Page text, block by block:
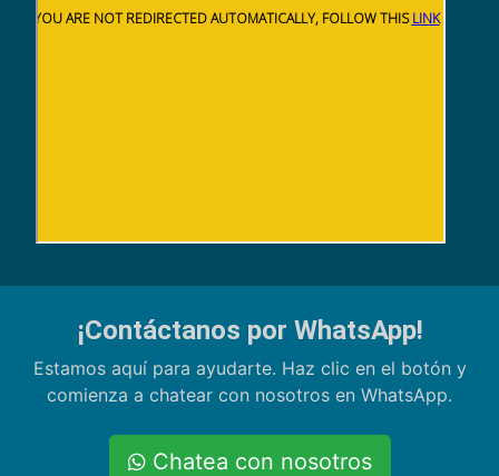
¡Contáctanos por WhatsApp!
Estamos aquí para ayudarte. Haz clic en el botón y
comienza a chatear con nosotros en WhatsApp.
Chatea con nosotros